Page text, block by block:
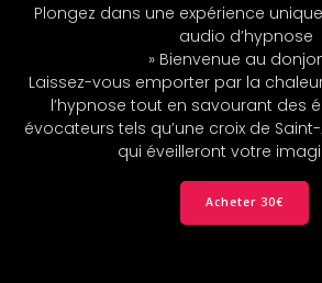
Plongez dans une expérience
audio d’hypnose
» Bienvenue au
Laissez-vous emporter par la
l’hypnose tout en savourant des
évocateurs tels qu’une croix de
qui éveilleront votre
Acheter 30€